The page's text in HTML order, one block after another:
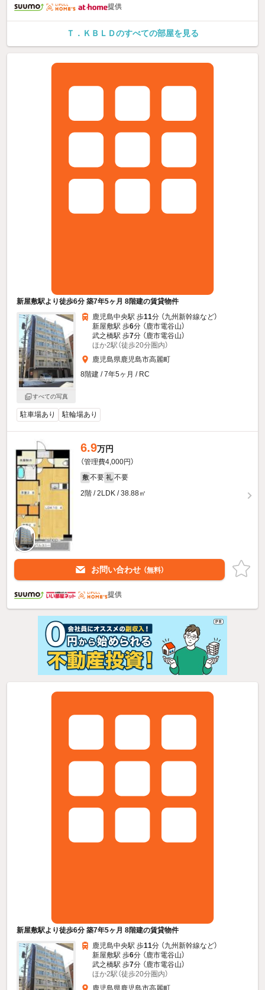
提供
Ｔ．ＫＢＬＤのすべての部屋を見る
新屋敷駅より徒歩6分 築7年5ヶ月 8階建の賃貸物件
すべての写真
鹿児島中央駅 歩11分 （九州新幹線など）
新屋敷駅 歩6分 （鹿市電谷山）
武之橋駅 歩7分 （鹿市電谷山）
ほか2駅（徒歩20分圏内）
鹿児島県鹿児島市高麗町
8階建 / 7年5ヶ月 / RC
駐車場あり 駐輪場あり
6.9万円
（管理費4,000円）
敷 不要 礼 不要
2階 / 2LDK / 38.88㎡
お問い合わせ （無料）
提供
新屋敷駅より徒歩6分 築7年5ヶ月 8階建の賃貸物件
鹿児島中央駅 歩11分 （九州新幹線など）
新屋敷駅 歩6分 （鹿市電谷山）
武之橋駅 歩7分 （鹿市電谷山）
ほか2駅（徒歩20分圏内）